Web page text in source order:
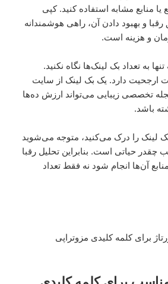
یا منابع مشابه استفاده کنید. کپی
و بهبود دادن آن، راهی هوشمندانه
و هزینه است.
به تعداد بک لینک‌ها نگاه نکنید.
ارجحیت دارد. یک بک لینک از سایت
تخصصی زیبایی می‌تواند ارزش ده‌ها
باشد.
لینک را درک می‌کنید، متوجه می‌شوید
چقدر حیاتی است. بنابراین تحلیل رقبا
آن‌ها انجام شود نه فقط تعداد